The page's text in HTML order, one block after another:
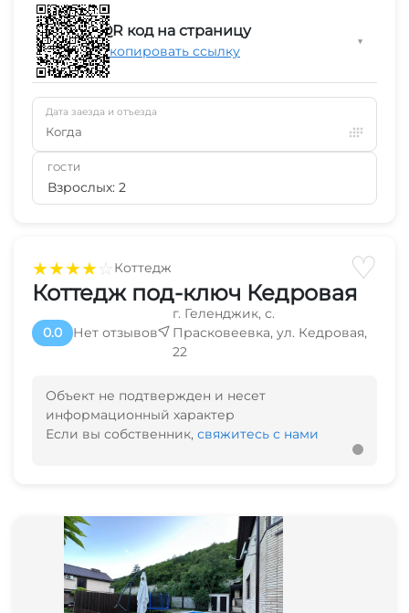
★★★★☆Коттедж ♡
Коттедж под-ключ Кедровая
0.0 Нет отзывов
г. Геленджик, с.
Прасковеевка, ул. Кедровая,
22
Объект не подтвержден и несет
информационный характер
Если вы собственник, свяжитесь с нами
QR код на страницу
Скопировать ссылку
▼
Дата заезда и отъезда
Когда
ГОСТИ
Взрослых: 2